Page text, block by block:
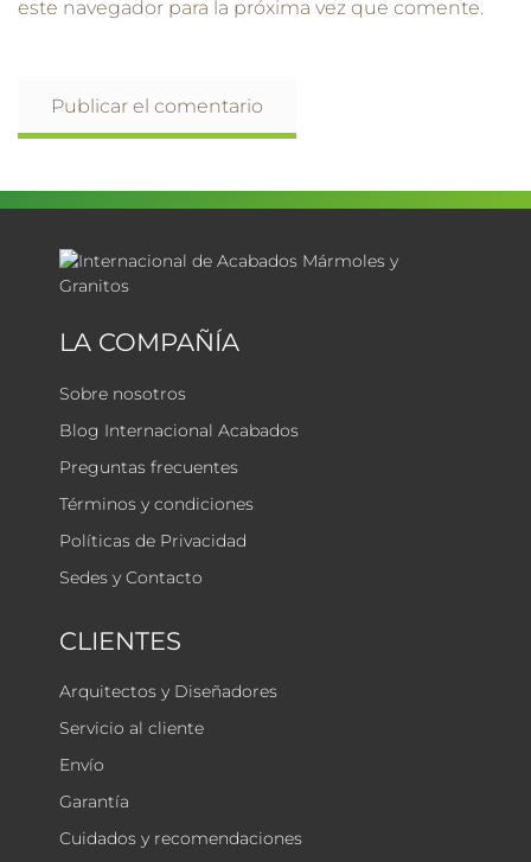
este navegador para la próxima vez que comente.
LA COMPAÑÍA
Sobre nosotros
Blog Internacional Acabados
Preguntas frecuentes
Términos y condiciones
Políticas de Privacidad
Sedes y Contacto
CLIENTES
Arquitectos y Diseñadores
Servicio al cliente
Envío
Garantía
Cuidados y recomendaciones